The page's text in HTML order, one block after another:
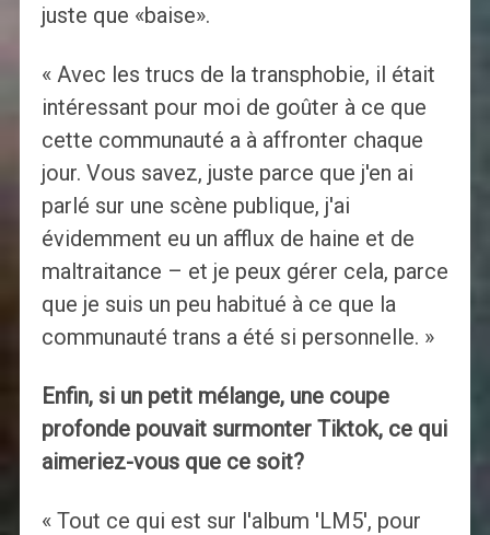
juste que «baise».
« Avec les trucs de la transphobie, il était
intéressant pour moi de goûter à ce que
cette communauté a à affronter chaque
jour. Vous savez, juste parce que j'en ai
parlé sur une scène publique, j'ai
évidemment eu un afflux de haine et de
maltraitance – et je peux gérer cela, parce
que je suis un peu habitué à ce que la
communauté trans a été si personnelle. »
Enfin, si un petit mélange, une coupe
profonde pouvait surmonter Tiktok, ce qui
aimeriez-vous que ce soit?
« Tout ce qui est sur l'album 'LM5', pour